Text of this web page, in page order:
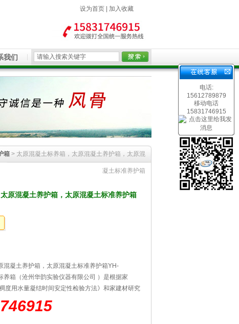
设为首页| 加入收藏
我们
箱 > 太原混凝土标养箱，太原混凝土养护箱，太原混
凝土标准养护箱
原混凝土养护箱，太原混凝土标准养护箱
混凝土养护箱，太原混凝土标准养护箱YH-
养箱（沧州华韵实验仪器有限公司 ）是根据家
度用水量凝结时间安定性检验方法》和家建材研究
资料开发设计的，混凝土标养箱适用于大、中、小
门做混凝土、水泥试件凝结养护之用。
电话:
15612789879
移动电话
15831746915